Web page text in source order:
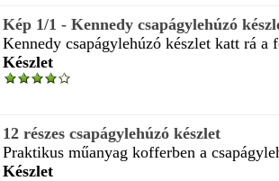
Kép 1/1 - Kennedy csapágylehúzó
Kennedy csapágylehúzó készlet katt rá a
Készlet
12 részes csapágylehúzó készlet
Praktikus műanyag kofferben a
Készlet